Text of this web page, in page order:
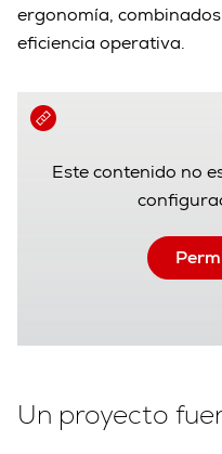
Este contenido no
ergonomía,
eficiencia operativa.
Un proyecto